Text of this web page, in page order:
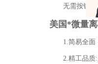
无需按键，
美国*微量
1.简易全面：
2.精工品质:采